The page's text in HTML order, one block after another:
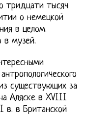
тридцати тысяч
о немецкой
в целом.
в музей.
существующих за
Аляске в XVIII
в. в Британской